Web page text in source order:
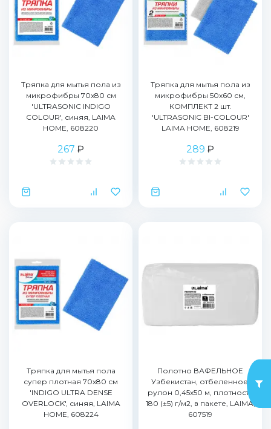
Тряпка для мытья пола из
микрофибры 70х80 см
'ULTRASONIC INDIGO
COLOUR', синяя, LAIMA
HOME, 608220
267 ₽
Тряпка для мытья пола из
микрофибры 50х60 см,
КОМПЛЕКТ 2 шт.
'ULTRASONIC BI-COLOUR'
LAIMA HOME, 608219
289 ₽
Тряпка для мытья пола
супер плотная 70х80 см
'INDIGO ULTRA DENSE
OVERLOCK', синяя, LAIMA
HOME, 608224
Полотно ВАФЕЛЬНОЕ
Узбекистан, отбеленное,
рулон 0,45х50 м, плотность
180 (±5) г/м2, в пакете, LAIMA,
607519